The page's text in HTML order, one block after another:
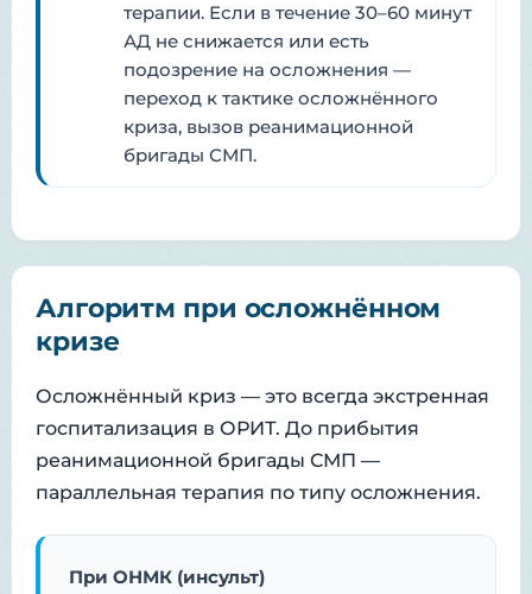
терапии. Если в течение 30–60 минут
АД не снижается или есть
подозрение на осложнения —
переход к тактике осложнённого
криза, вызов реанимационной
бригады СМП.
Алгоритм при осложнённом
кризе
Осложнённый криз — это всегда экстренная
госпитализация в ОРИТ. До прибытия
реанимационной бригады СМП —
параллельная терапия по типу осложнения.
При ОНМК (инсульт)